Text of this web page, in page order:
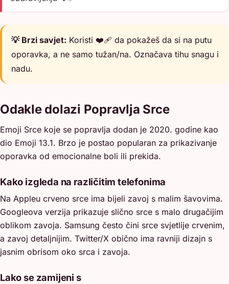
💡 Brzi savjet: Koristi ❤️‍🩹 da pokažeš da si na putu
oporavka, a ne samo tužan/na. Označava tihu snagu i
nadu.
Odakle dolazi Popravlja Srce
Emoji Srce koje se popravlja dodan je 2020. godine kao
dio Emoji 13.1. Brzo je postao popularan za prikazivanje
oporavka od emocionalne boli ili prekida.
Kako izgleda na različitim telefonima
Na Appleu crveno srce ima bijeli zavoj s malim šavovima.
Googleova verzija prikazuje slično srce s malo drugačijim
oblikom zavoja. Samsung često čini srce svjetlije crvenim,
a zavoj detaljnijim. Twitter/X obično ima ravniji dizajn s
jasnim obrisom oko srca i zavoja.
Lako se zamijeni s